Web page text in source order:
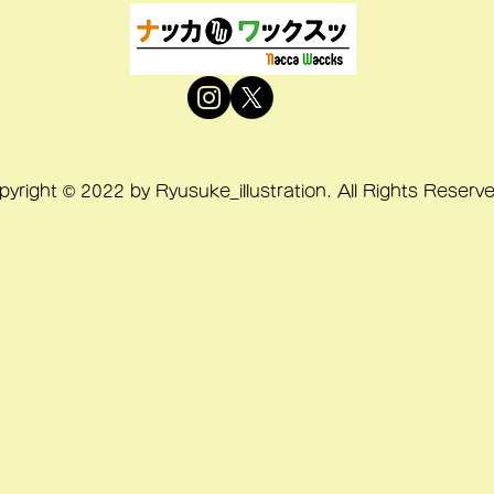
© 2022 by Ryusuke_illustration. All Rights